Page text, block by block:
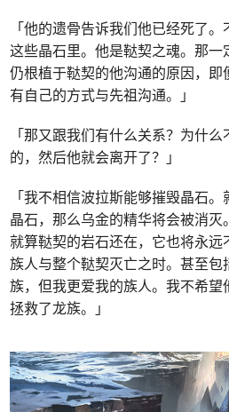
「他的遗骨告诉我们他已经死了
这些晶石里。他是鞑契之魂。那
仍根植于鞑契的他沟通的原因，
有自己的方式与先祖沟通。」
「那又跟我们有什么关系？为什
的，然后他就会离开了？」
「我不相信波拉斯能够摧毁晶石
晶石，那么乌金的精华将会被消灭
就算鞑契的岩石还在，它也将永
族人与整个鞑契灭亡之时。甚至
族，但我更爱我的族人。我不希
拯救了龙族。」